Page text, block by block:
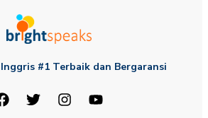
#1 Terbaik dan Bergaransi